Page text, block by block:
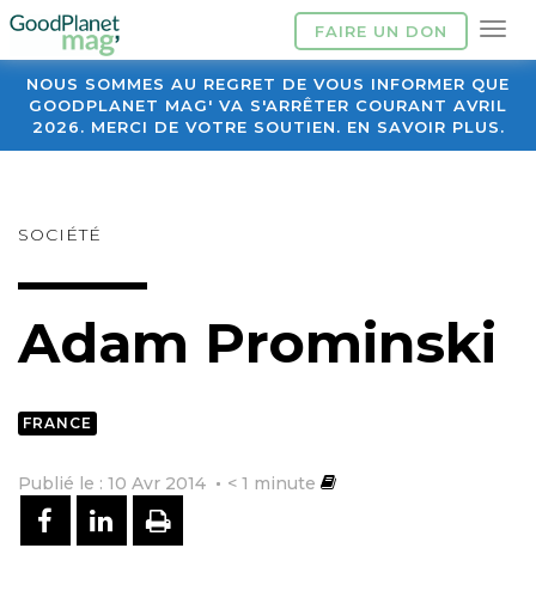
FAIRE UN DON
NOUS SOMMES AU REGRET DE VOUS INFORMER QUE
GOODPLANET MAG' VA S'ARRÊTER COURANT AVRIL
2026. MERCI DE VOTRE SOUTIEN. EN SAVOIR PLUS.
SOCIÉTÉ
Adam Prominski
FRANCE
Publié le : 10 Avr 2014 < 1 minute
PARTAGER SUR FACEBOOK
PARTAGER SUR LINKEDIN
IMPRIMER